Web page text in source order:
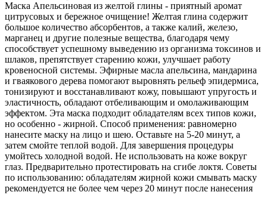
Маска Апельсиновая из желтой глины - приятный аромат
цитрусовых и бережное очищение! Желтая глина содержит
большое количество абсорбентов, а также калий, железо,
марганец и другие полезные вещества, благодаря чему
способствует успешному выведению из организма токсинов и
шлаков, препятствует старению кожи, улучшает работу
кровеносной системы. Эфирные масла апельсина, мандарина
и гваякового дерева помогают выровнять рельеф эпидермиса,
тонизируют и восстанавливают кожу, повышают упругость и
эластичность, обладают отбеливающим и омолаживающим
эффектом. Эта маска подходит обладателям всех типов кожи,
но особенно - жирной. Способ применения: равномерно
нанесите маску на лицо и шею. Оставьте на 5-20 минут, а
затем смойте теплой водой. Для завершения процедуры
умойтесь холодной водой. Не использовать на коже вокруг
глаз. Предварительно протестировать на сгибе локтя. Советы
по использованию: обладателям жирной кожи смывать маску
рекомендуется не более чем через 20 минут после нанесения